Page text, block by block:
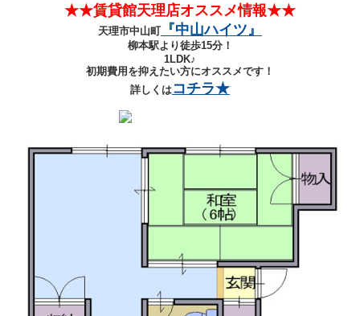
★★賃貸館天理店オススメ情報★★
天理市中山町 『中山ハイツ 』
柳本駅より徒歩15分！
1LDK♪
初期費用を抑えたい方にオススメです！
詳しくはコチラ★